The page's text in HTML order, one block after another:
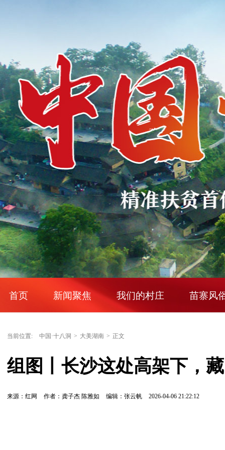
首页 新闻聚焦 我们的村庄 苗寨风
当前位置: 中国·十八洞 > 大美湖南 > 正文
组图丨长沙这处高架下，
来源：红网 作者：龚子杰 陈雅如 编辑：张云帆 2026-04-06 21:22:12